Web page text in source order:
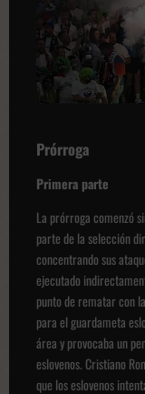
Prórroga
Primera parte
La prórroga comenzó
parte de la selección
concentrando sus
ejecutado
punto de rematar con
para el guardameta
área y provocaba un
eslovenos. Cristiano
que los eslovenos